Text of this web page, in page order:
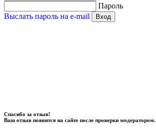
Пароль
Выслать пароль на e-mail
Вход
Спасибо за отзыв!
Ваш отзыв появится на сайте после проверки модератором.